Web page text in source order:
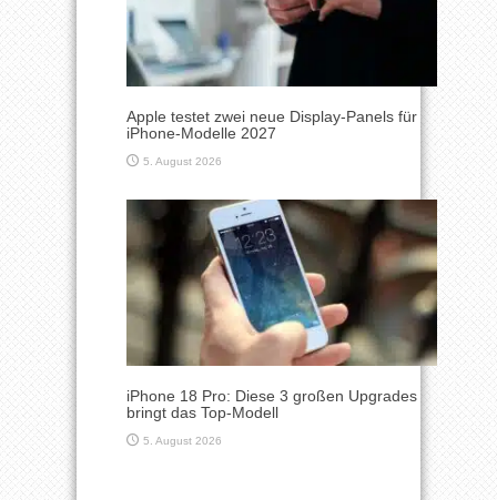
Apple testet zwei neue Display-Panels für
iPhone-Modelle 2027
5. August 2026
iPhone 18 Pro: Diese 3 großen Upgrades
bringt das Top-Modell
5. August 2026